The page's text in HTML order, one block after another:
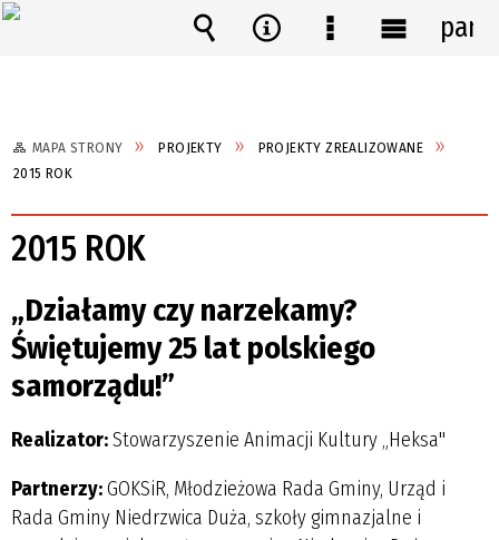
MAPA STRONY PROJEKTY
PROJEKTY ZREALIZOWANE
2015 ROK
2015 ROK
„Działamy czy narzekamy?
Świętujemy 25 lat polskiego
samorządu!”
Realizator:Stowarzyszenie Animacji Kultury „Heksa"
Partnerzy:GOKSiR, Młodzieżowa Rada Gminy, Urząd i
Rada Gminy Niedrzwica Duża, szkoły gimnazjalne i